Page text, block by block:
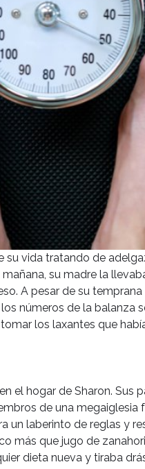
su vida tratando de
su madre la
A pesar de su
números de la balanza
los laxantes que
el hogar de Sharon. Sus
de una
un laberinto de reglas y
más que jugo de
dieta nueva y tiraba